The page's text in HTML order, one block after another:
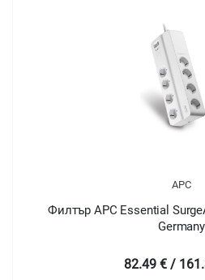
APC
Филтър APC Essential
Germany
82.49 € /